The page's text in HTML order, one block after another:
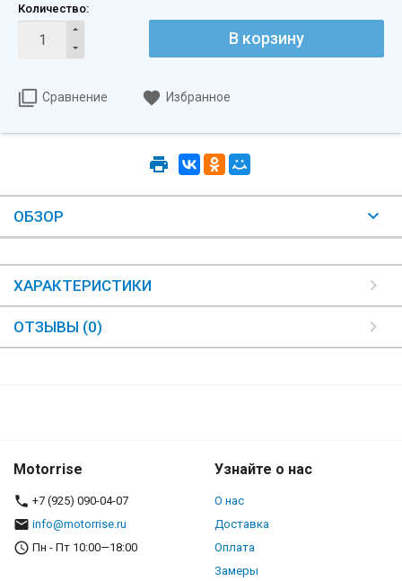
Количество:
В корзину
Сравнение Избранное
ОБЗОР
ХАРАКТЕРИСТИКИ
ОТЗЫВЫ (0)
Motorrise
+7 (925) 090-04-07
info@motorrise.ru
Пн - Пт 10:00—18:00
Узнайте о нас
О нас
Доставка
Оплата
Замеры